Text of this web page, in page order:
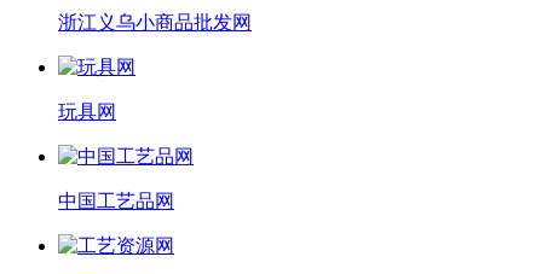
浙江义乌小商品批发网
玩具网
中国工艺品网